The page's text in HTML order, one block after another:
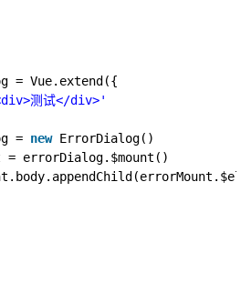
= Vue.extend({
测试</div>'
= new ErrorDialog()
= errorDialog.$mount()